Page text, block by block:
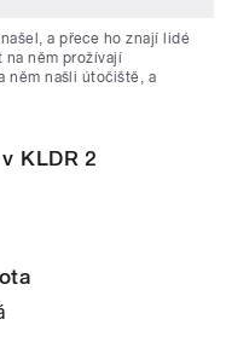
a přece ho znají lidé
něm prožívají
něm našli útočiště, a
KLDR 2